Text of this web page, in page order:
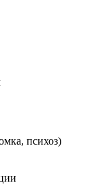
психоз)